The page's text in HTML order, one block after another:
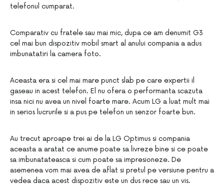
telefonul cumparat.
Comparativ cu fratele sau mai mic, dupa ce am denumit G3
cel mai bun dispozitiv mobil smart al anului compania a adus
imbunatatiri la camera foto.
Aceasta era si cel mai mare punct slab pe care expertii il
gaseau in acest telefon. El nu ofera o performanta scazuta
insa nici nu avea un nivel foarte mare. Acum LG a luat mult mai
in serios lucrurile si a pus pe telefon un senzor foarte bun.
Au trecut aproape trei ai de la LG Optimus si compania
aceasta a aratat ce anume poate sa livreze bine si ce poate
sa imbunatateasca si cum poate sa impresioneze. De
asemenea vom mai avea de aflat si pretul pe versiune pentru a
vedea daca acest dispozitiv este un dus rece sau un vis.